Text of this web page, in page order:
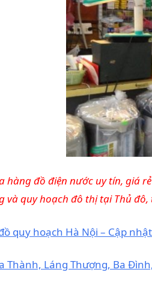
hàng đồ điện nước uy tín, giá
và quy hoạch đô thị tại Thủ
quy hoạch Hà Nội – Cập
Thành, Láng Thượng, Ba